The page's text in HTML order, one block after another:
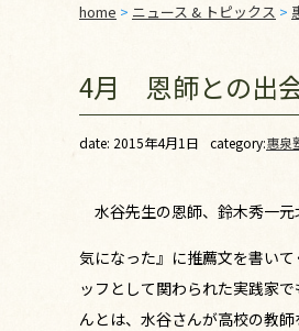
home > ニュース & トピックス >
4月 恩師との出
date: 2015年4月1日 category:惠泉
水谷先生の恩師、鈴木秀一
気になった』に推薦文を書い
ッフとして関わられた実践家
んとは、水谷さんが高校の教